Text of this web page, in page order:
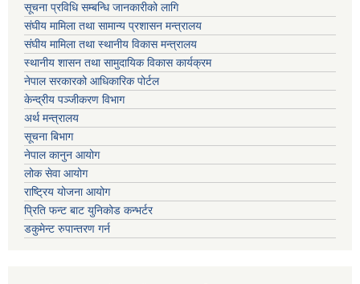
सूचना प्रविधि सम्बन्धि जानकारीको लागि
संघीय मामिला तथा सामान्य प्रशासन मन्त्रालय
संघीय मामिला तथा स्थानीय विकास मन्त्रालय
स्थानीय शासन तथा सामुदायिक विकास कार्यक्रम
नेपाल सरकारको आधिकारिक पोर्टल
केन्द्रीय पञ्जीकरण विभाग
अर्थ मन्त्रालय
सूचना बिभाग
नेपाल कानुन आयोग
लोक सेवा आयोग
राष्ट्रिय योजना आयोग
प्रिति फन्ट बाट युनिकोड कन्भर्टर
डकुमेन्ट रुपान्तरण गर्न